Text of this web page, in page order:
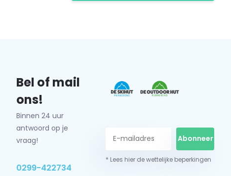
Bel of mail
ons!
Binnen 24 uur
antwoord op je
vraag!
0299-422734
Abonneer
* Lees hier de wettelijke beperkingen